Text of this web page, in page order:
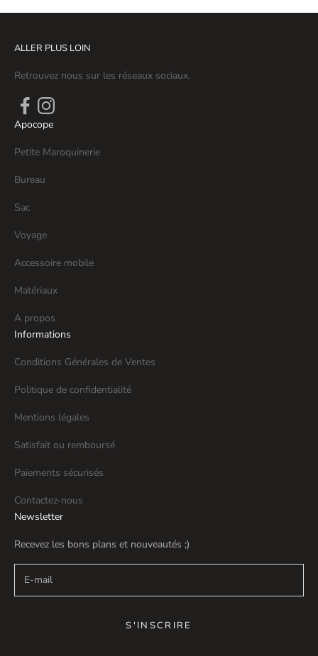
ALLER PLUS LOIN
Retrouvez nous sur les réseaux sociaux.
Apocope
Petite Maroquinerie
Bureau
Sac
Voyage
Accessoire mobile
Matériaux
A propos
Informations
Conditions Générales de Ventes
Politique de confidentialité
Mentions légales
Satisfait ou remboursé
Paiements sécurisés
Contactez-nous
Newsletter
Recevez les bons plans et nouveautés ;)
S'INSCRIRE